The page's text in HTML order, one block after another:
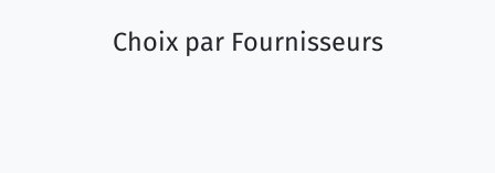
Choix par Fournisseurs